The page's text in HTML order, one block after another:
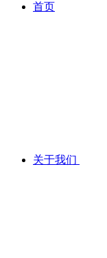
首页
关于我们